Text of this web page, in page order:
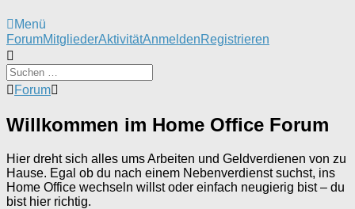
Menü
Forum-
Navigation
ForumMitgliederAktivitätAnmeldenRegistrieren
Forum-
-
Du
hier:
Forum
Willkommen im Home Office Forum
Hier dreht sich alles ums Arbeiten und Geldverdienen von zu
Hause. Egal ob du nach einem Nebenverdienst suchst, ins
Home Office wechseln willst oder einfach neugierig bist – du
bist hier richtig.